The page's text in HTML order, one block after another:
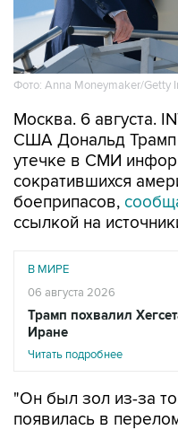
Фото: Anna Moneymaker/Getty
Москва. 6 августа.
США Дональд Трамп
утечке в СМИ
сократившихся
боеприпасов,
ссылкой на
В МИРЕ
06 августа 2026
Трамп похвалил
Иране
Читать подробнее
"Он был зол из-за
появилась в